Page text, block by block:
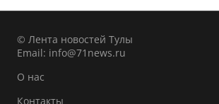
© Лента новостей Тулы
Email: info@71news.ru
О нас
Контакты